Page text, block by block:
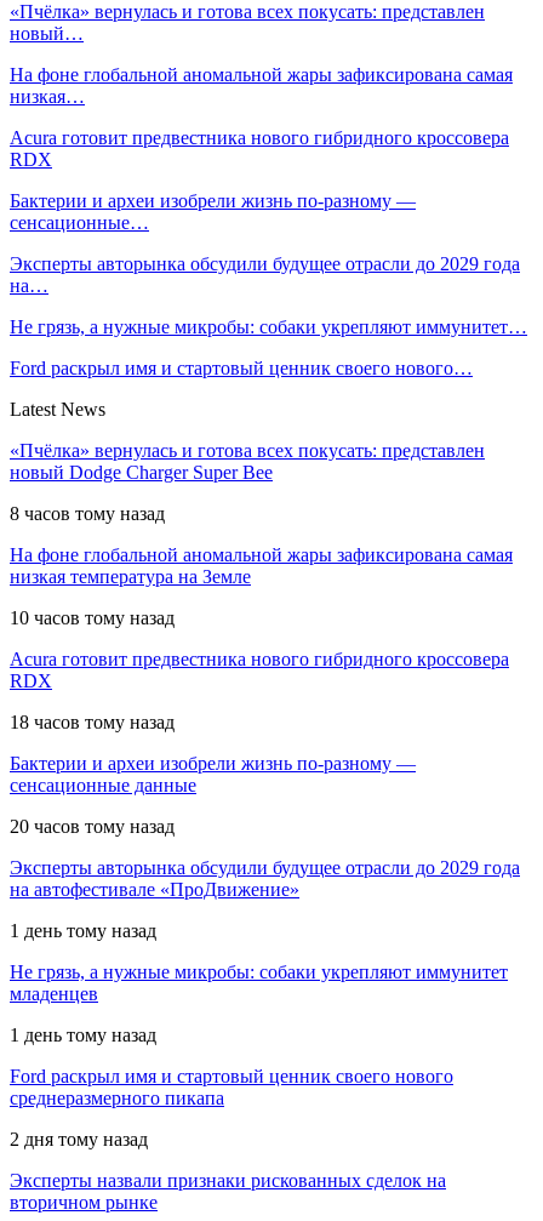
«Пчёлка» вернулась и готова всех покусать: представлен
новый…
На фоне глобальной аномальной жары зафиксирована самая
низкая…
Acura готовит предвестника нового гибридного кроссовера
RDX
Бактерии и археи изобрели жизнь по-разному —
сенсационные…
Эксперты авторынка обсудили будущее отрасли до 2029 года
на…
Не грязь, а нужные микробы: собаки укрепляют иммунитет…
Ford раскрыл имя и стартовый ценник своего нового…
Latest News
«Пчёлка» вернулась и готова всех покусать: представлен
новый Dodge Charger Super Bee
8 часов тому назад
На фоне глобальной аномальной жары зафиксирована самая
низкая температура на Земле
10 часов тому назад
Acura готовит предвестника нового гибридного кроссовера
RDX
18 часов тому назад
Бактерии и археи изобрели жизнь по-разному —
сенсационные данные
20 часов тому назад
Эксперты авторынка обсудили будущее отрасли до 2029 года
на автофестивале «ПроДвижение»
1 день тому назад
Не грязь, а нужные микробы: собаки укрепляют иммунитет
младенцев
1 день тому назад
Ford раскрыл имя и стартовый ценник своего нового
среднеразмерного пикапа
2 дня тому назад
Эксперты назвали признаки рискованных сделок на
вторичном рынке